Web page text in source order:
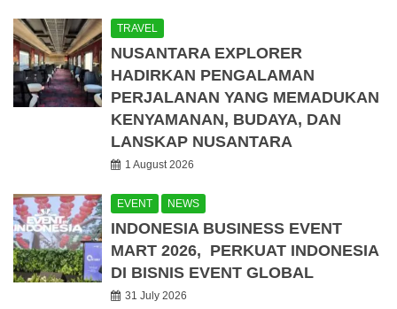
TRAVEL
NUSANTARA EXPLORER
HADIRKAN PENGALAMAN
PERJALANAN YANG MEMADUKAN
KENYAMANAN, BUDAYA, DAN
LANSKAP NUSANTARA
1 August 2026
EVENT NEWS
INDONESIA BUSINESS EVENT
MART 2026, PERKUAT INDONESIA
DI BISNIS EVENT GLOBAL
31 July 2026